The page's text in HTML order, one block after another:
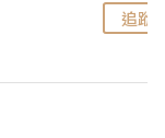
追蹤